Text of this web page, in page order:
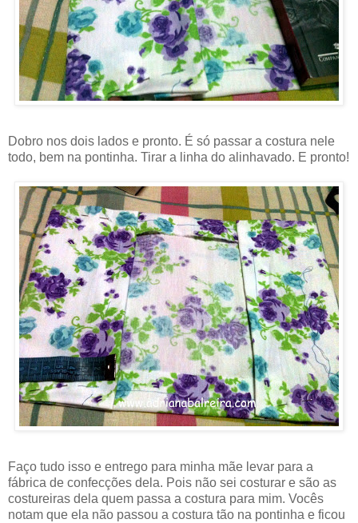
Dobro nos dois lados e pronto. É só passar a costura nele
todo, bem na pontinha. Tirar a linha do alinhavado. E pronto!
Faço tudo isso e entrego para minha mãe levar para a
fábrica de confecções dela. Pois não sei costurar e são as
costureiras dela quem passa a costura para mim. Vocês
notam que ela não passou a costura tão na pontinha e ficou